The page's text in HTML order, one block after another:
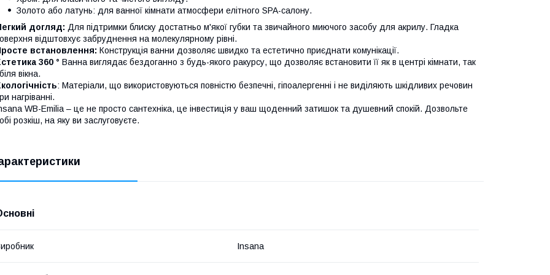
Золото або латунь: для ванної кімнати атмосфери елітного SPA-салону.
догляд: Для підтримки блиску достатньо м'якої губки та звичайного миючого засобу для акрилу. Гладка
відштовхує забруднення на молекулярному рівні.
встановлення: Конструкція ванни дозволяє швидко та естетично приєднати комунікації.
360 ° Ванна виглядає бездоганно з будь-якого ракурсу, що дозволяє встановити її як в центрі кімнати, так
вікна.
: Матеріали, що використовуються повністю безпечні, гіпоалергенні і не виділяють шкідливих речовин
нагріванні.
WB-Emilia – це не просто сантехніка, це інвестиція у ваш щоденний затишок та душевний спокій. Дозвольте
розкіш, на яку ви заслуговуєте.
Insana